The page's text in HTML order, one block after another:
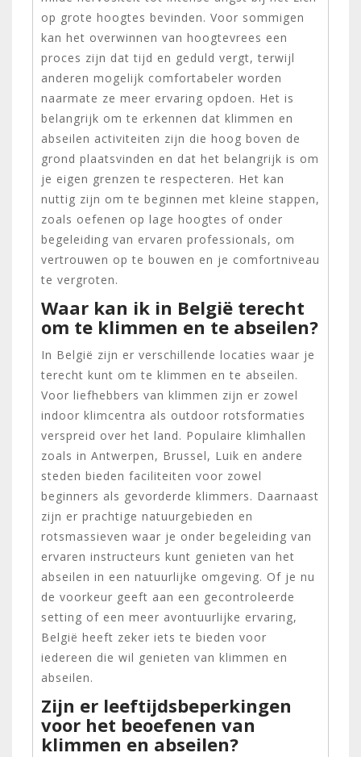
op grote hoogtes bevinden. Voor sommigen
kan het overwinnen van hoogtevrees een
proces zijn dat tijd en geduld vergt, terwijl
anderen mogelijk comfortabeler worden
naarmate ze meer ervaring opdoen. Het is
belangrijk om te erkennen dat klimmen en
abseilen activiteiten zijn die hoog boven de
grond plaatsvinden en dat het belangrijk is om
je eigen grenzen te respecteren. Het kan
nuttig zijn om te beginnen met kleine stappen,
zoals oefenen op lage hoogtes of onder
begeleiding van ervaren professionals, om
vertrouwen op te bouwen en je comfortniveau
te vergroten.
Waar kan ik in België terecht
om te klimmen en te abseilen?
In België zijn er verschillende locaties waar je
terecht kunt om te klimmen en te abseilen.
Voor liefhebbers van klimmen zijn er zowel
indoor klimcentra als outdoor rotsformaties
verspreid over het land. Populaire klimhallen
zoals in Antwerpen, Brussel, Luik en andere
steden bieden faciliteiten voor zowel
beginners als gevorderde klimmers. Daarnaast
zijn er prachtige natuurgebieden en
rotsmassieven waar je onder begeleiding van
ervaren instructeurs kunt genieten van het
abseilen in een natuurlijke omgeving. Of je nu
de voorkeur geeft aan een gecontroleerde
setting of een meer avontuurlijke ervaring,
België heeft zeker iets te bieden voor
iedereen die wil genieten van klimmen en
abseilen.
Zijn er leeftijdsbeperkingen
voor het beoefenen van
klimmen en abseilen?